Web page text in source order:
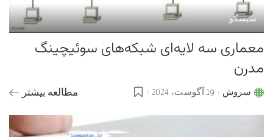
سیسکو
معماری سه لایه‌ای شبکه‌های سوئیچینگ
مدرن
Postedسروش 19 آگوست، 2024 مطالعه بیشتر